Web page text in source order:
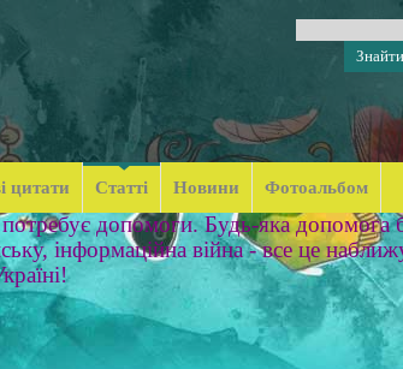
цитати Статті Новини Фотоальбом
допомоги. Будь-яка допомога
інформаційна війна - все це